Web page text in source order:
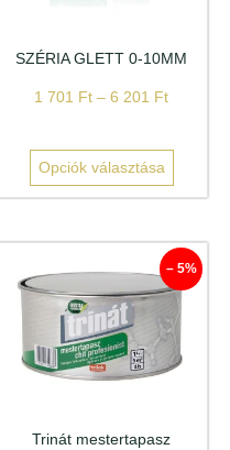
SZÉRIA GLETT 0-10MM
1 701 Ft – 6 201 Ft
Opciók választása
– 5%
Trinát mestertapasz